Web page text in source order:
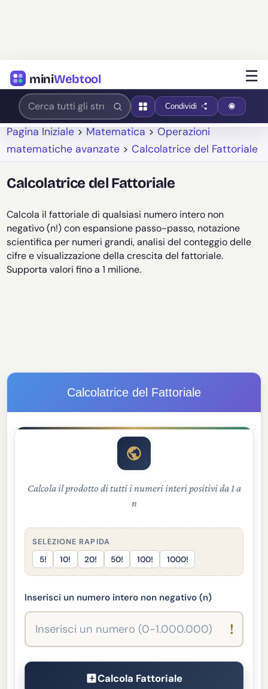
miniWebtool ☰
Condividi
Pagina Iniziale > Matematica >Operazioni
matematiche avanzate >Calcolatrice del Fattoriale
Calcolatrice del Fattoriale
Calcola il fattoriale di qualsiasi numero intero non
negativo (n!) con espansione passo-passo, notazione
scientifica per numeri grandi, analisi del conteggio delle
cifre e visualizzazione della crescita del fattoriale.
Supporta valori fino a 1 milione.
Calcolatrice del Fattoriale
Calcola il prodotto di tutti i numeri interi positivi da 1 a
n
SELEZIONE RAPIDA
5!
10! 20! 50! 100! 1000!
Inserisci un numero intero non negativo (n)
!
Calcola Fattoriale